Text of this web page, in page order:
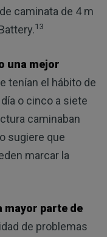
caminata de 4 m
13
una mejor
tenían el hábito de
o cinco a siete
caminaban
sugiere que
marcar la
mayor parte de
de problemas